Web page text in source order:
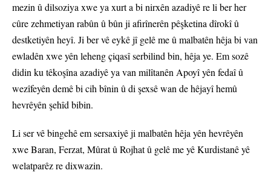
mezin û dilsoziya xwe ya xurt a bi nirxên azadiyê re li ber her
cûre zehmetiyan rabûn û bûn ji afirînerên pêşketina dîrokî û
destketiyên heyî. Ji ber vê eykê jî gelê me û malbatên hêja bi van
ewladên xwe yên leheng çiqasî serbilind bin, hêja ye. Em sozê
didin ku têkoşîna azadiyê ya van milîtanên Apoyî yên fedaî û
wezîfeyên demê bi cih bînin û di şexsê wan de hêjayî hemû
hevrêyên şehîd bibin.
Li ser vê bingehê em sersaxiyê ji malbatên hêja yên hevrêyên
xwe Baran, Ferzat, Mûrat û Rojhat û gelê me yê Kurdistanê yê
welatparêz re dixwazin.